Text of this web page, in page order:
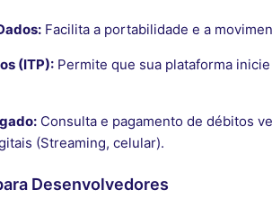
Facilita a portabilidade e a
(ITP): Permite que sua plataforma
Consulta e pagamento de débitos
(Streaming, celular).
Desenvolvedores